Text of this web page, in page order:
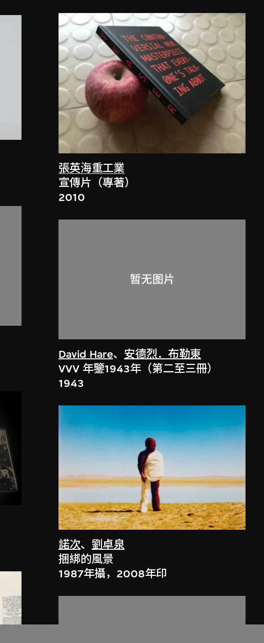
張英海重工業
宣傳片（專著）
2010
David Hare、 安德烈．布勒東
VVV 年鑒1943年（第二至三冊）
1943
諾次、 劉卓泉
捆綁的風景
1987年攝，2008年印